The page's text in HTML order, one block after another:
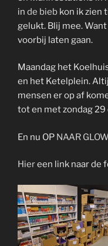
in de bieb kon ik zien
gelukt. Blij mee.
voorbij laten gaan.
Maandag het
en het Ketelplein.
mensen er op af
tot en met zondag 29
En nu OP NAAR GLOW
Hiereen link naar de